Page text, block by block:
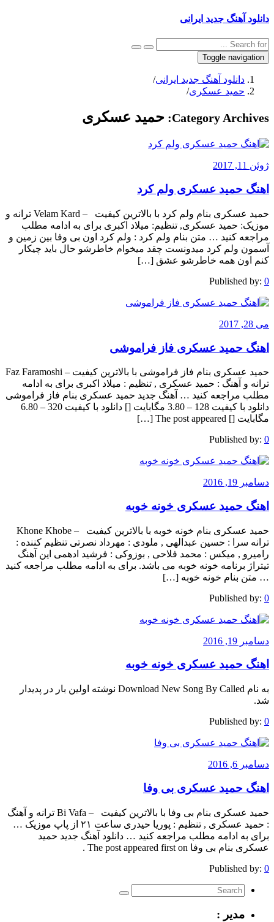
دانلود آهنگ جدید ایرانی
Toggle navigation
دانلود آهنگ جدید ایرانی/
حمید عسکری/
Category Archives: حمید عسکری
ژوئن 11, 2017
اهنگ حمید عسکری ولم کرد
حمید عسکری بنام ولم کرد با بالاترین کیفیت – Velam Kard ترانه و
موزیک: حمید عسکری, تنظیم: میلاد اکبری برای به ادامه مطلب
مراجعه کنید … متن بنام ولم کرد : ولم کرد اون بی وفا بین زمین و
آسمون ولم کرد میدونست چقد میخوام خاطرشو حال باید چیکار
کنم اون همه خاطرشو عشق […]
Published by: 0
می 28, 2017
اهنگ حمید عسکری فاز فراموشی
حمید عسکری بنام فاز فراموشی با بالاترین کیفیت – Faz Faramoshi
ترانه و آهنگ : حمید عسکری , تنظیم : میلاد اکبری برای به ادامه
مطلب مراجعه کنید … آهنگ جدید حمید عسکری بنام فاز فراموشی
دانلود با کیفیت 128 – 3.80 مگابایت [] دانلود با کیفیت 320 – 6.80
مگابایت [] The post appeared […]
Published by: 0
دسامبر 19, 2016
اهنگ حمید عسکری خونه خوبه
حمید عسکری بنام خونه خوبه با بالاترین کیفیت – Khone Khobe
ترانه سرا : حسین عبدالهی , ملودی : مهرداد نصرتی تنظیم کننده :
رامیرو , میکس : محمد فلاحی , بوزوکی : فرشید ادهمی این آهنگ
تیتراژ برنامه خونه خوبه می باشد. برای به ادامه مطلب مراجعه کنید
… متن بنام خونه خوبه […]
Published by: 0
دسامبر 19, 2016
اهنگ حمید عسکری خونه خوبه
به نام Download New Song By Called نوشته اولین بار در پدیدار
شد.
Published by: 0
دسامبر 6, 2016
اهنگ حمید عسکری بی وفا
حمید عسکری بنام بی وفا با بالاترین کیفیت – Bi Vafa ترانه و آهنگ
: حمید عسکری , تنظیم : پوریا حیدری ساعت ۲۱ از پاپ موزیک …
برای به ادامه مطلب مراجعه کنید … دانلود آهنگ جدید حمید
عسکری بنام بی وفا The post appeared first on .
Published by: 0
مدیر :